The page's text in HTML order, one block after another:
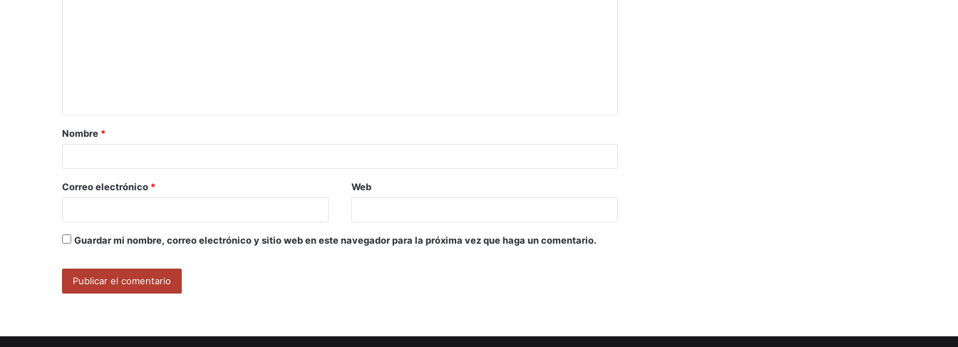
a
r
*
Nombre *
Correo electrónico * Web
Guardar mi nombre, correo electrónico y sitio web en este navegador para la próxima vez que haga un comentario.